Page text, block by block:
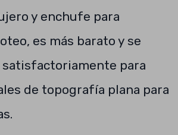
y enchufe para
es más barato y se
para
de topografía plana para